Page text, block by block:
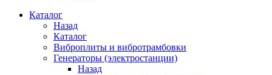
Каталог
Назад
Каталог
Виброплиты и вибротрамбовки
Генераторы (электростанции)
Назад